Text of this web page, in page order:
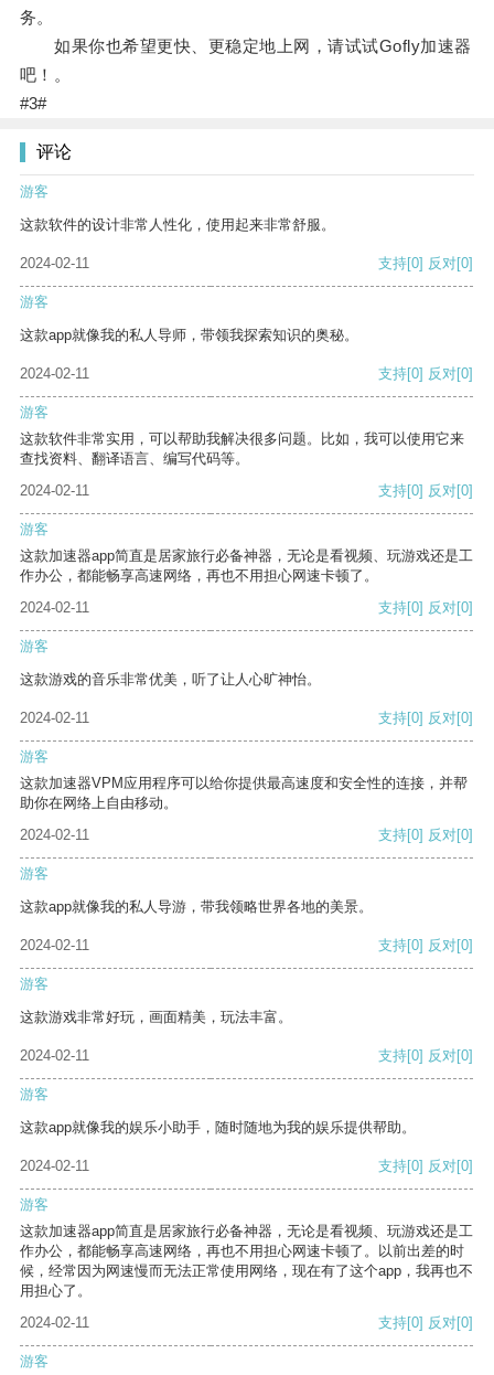
务。
如果你也希望更快、更稳定地上网，请试试Gofly加速器
吧！。
#3#
评论
游客
这款软件的设计非常人性化，使用起来非常舒服。
2024-02-11 支持[0] 反对[0]
游客
这款app就像我的私人导师，带领我探索知识的奥秘。
2024-02-11 支持[0] 反对[0]
游客
这款软件非常实用，可以帮助我解决很多问题。比如，我可以使用它来
查找资料、翻译语言、编写代码等。
2024-02-11
支持[0] 反对[0]
游客
这款加速器app简直是居家旅行必备神器，无论是看视频、玩游戏还是工
作办公，都能畅享高速网络，再也不用担心网速卡顿了。
2024-02-11
支持[0] 反对[0]
游客
这款游戏的音乐非常优美，听了让人心旷神怡。
2024-02-11 支持[0] 反对[0]
游客
这款加速器VPM应用程序可以给你提供最高速度和安全性的连接，并帮
助你在网络上自由移动。
2024-02-11
支持[0] 反对[0]
游客
这款app就像我的私人导游，带我领略世界各地的美景。
2024-02-11 支持[0] 反对[0]
游客
这款游戏非常好玩，画面精美，玩法丰富。
2024-02-11 支持[0] 反对[0]
游客
这款app就像我的娱乐小助手，随时随地为我的娱乐提供帮助。
2024-02-11 支持[0] 反对[0]
游客
这款加速器app简直是居家旅行必备神器，无论是看视频、玩游戏还是工
作办公，都能畅享高速网络，再也不用担心网速卡顿了。以前出差的时
候，经常因为网速慢而无法正常使用网络，现在有了这个app，我再也不
用担心了。
2024-02-11
支持[0] 反对[0]
游客